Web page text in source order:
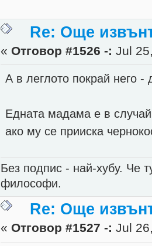
Re: Още
« Отговор #1526 -: Jul
А в леглото покрай него
Едната мадама е в
ако му се прииска
Без подпис - най-хубу. Че
философи.
Re: Още
« Отговор #1527 -: Jul